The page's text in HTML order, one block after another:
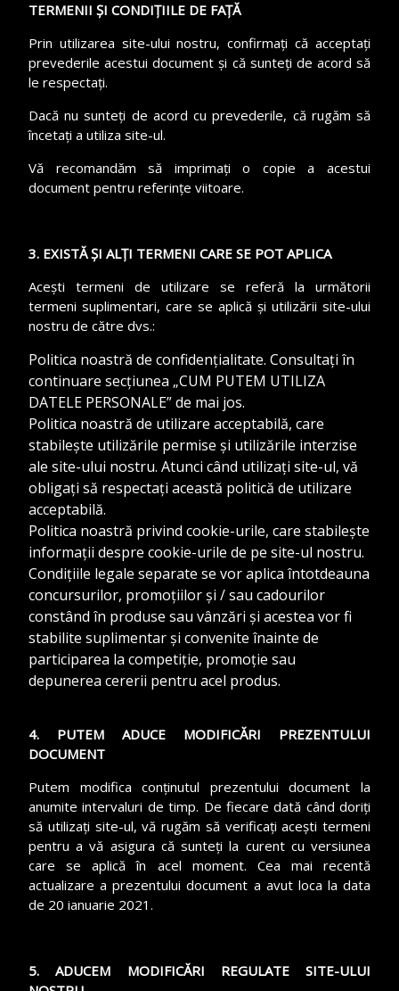
TERMENII ȘI CONDIȚIILE DE FAȚĂ
Prin utilizarea site-ului nostru, confirmați că acceptați
prevederile acestui document și că sunteți de acord să
le respectați.
Dacă nu sunteți de acord cu prevederile, că rugăm să
încetați a utiliza site-ul.
Vă recomandăm să imprimați o copie a acestui
document pentru referințe viitoare.
3. EXISTĂ ȘI ALȚI TERMENI CARE SE POT APLICA
Acești termeni de utilizare se referă la următorii
termeni suplimentari, care se aplică și utilizării site-ului
nostru de către dvs.:
Politica noastră de confidențialitate. Consultați în
continuare secțiunea „CUM PUTEM UTILIZA
DATELE PERSONALE” de mai jos.
Politica noastră de utilizare acceptabilă, care
stabilește utilizările permise și utilizările interzise
ale site-ului nostru. Atunci când utilizați site-ul, vă
obligați să respectați această politică de utilizare
acceptabilă.
Politica noastră privind cookie-urile, care stabilește
informații despre cookie-urile de pe site-ul nostru.
Condițiile legale separate se vor aplica întotdeauna
concursurilor, promoțiilor și / sau cadourilor
constând în produse sau vânzări și acestea vor fi
stabilite suplimentar și convenite înainte de
participarea la competiție, promoție sau
depunerea cererii pentru acel produs.
4. PUTEM ADUCE MODIFICĂRI PREZENTULUI
DOCUMENT
Putem modifica conținutul prezentului document la
anumite intervaluri de timp. De fiecare dată când doriți
să utilizați site-ul, vă rugăm să verificați acești termeni
pentru a vă asigura că sunteți la curent cu versiunea
care se aplică în acel moment. Cea mai recentă
actualizare a prezentului document a avut loca la data
de 20 ianuarie 2021 .
5. ADUCEM MODIFICĂRI REGULATE SITE-ULUI